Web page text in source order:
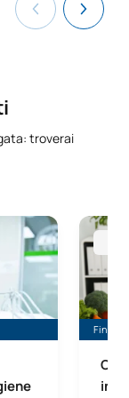
troverai
superiore
Fino al
in
Corso